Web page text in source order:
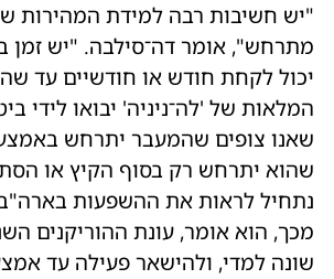
"יש חשיבות רבה למידת המהירות
מתרחש", אומר דה־סילבה. "יש זמן
יכול לקחת חודש או חודשיים עד
המלאות של 'לה־ניניה' יבואו לידי
שאנו צופים שהמעבר יתרחש באמצע
שהוא יתרחש רק בסוף הקיץ או
נתחיל לראות את ההשפעות
מכך, הוא אומר, עונת ההוריקנים
שונה למדי, ולהישאר פעילה עד